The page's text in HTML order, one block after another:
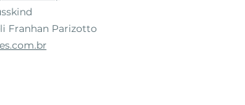
Franhan Parizotto